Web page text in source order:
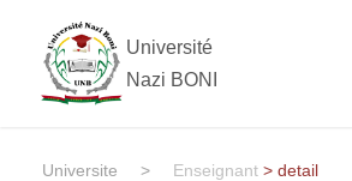
Université
Nazi BONI
Universite > Enseignant > detail